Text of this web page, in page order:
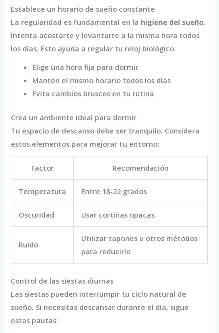
Establece un horario de sueño constante
La regularidad es fundamental en la higiene del sueño.
Intenta acostarte y levantarte a la misma hora todos
los días. Esto ayuda a regular tu reloj biológico.
Elige una hora fija para dormir
Mantén el mismo horario todos los días
Evita cambios bruscos en tu rutina
Crea un ambiente ideal para dormir
Tu espacio de descanso debe ser tranquilo. Considera
estos elementos para mejorar tu entorno:
Factor Recomendación
Temperatura Entre 18-22 grados
Oscuridad Usar cortinas opacas
Ruido
Utilizar tapones u otros métodos
para reducirlo
Control de las siestas diurnas
Las siestas pueden interrumpir tu ciclo natural de
sueño. Si necesitas descansar durante el día, sigue
estas pautas: